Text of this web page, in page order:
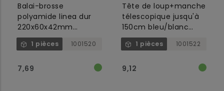
Balai-brosse
polyamide linea dur
220x60x42mm
gris/blanc
1 pièces 1001520
7,69
Tête de loup+manche
télescopique jusqu'à
150cm bleu/blanc
largeur 20cm
longueur 25cm
1 pièces 1001522
9,12